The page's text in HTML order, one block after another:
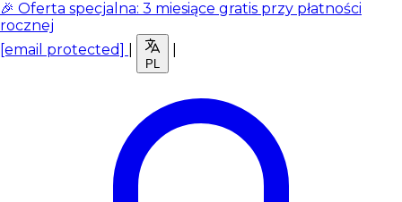
🎉 Oferta specjalna: 3 miesiące gratis przy płatności
rocznej
[email protected]
PL